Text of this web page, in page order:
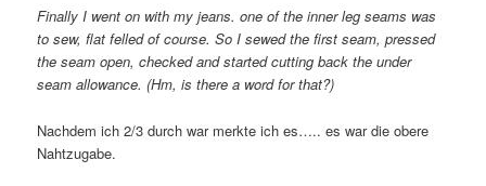
Finally I went on with my jeans. one of the inner leg seams was
to sew, flat felled of course. So I sewed the first seam, pressed
the seam open, checked and started cutting back the under
seam allowance. (Hm, is there a word for that?)
Nachdem ich 2/3 durch war merkte ich es….. es war die obere
Nahtzugabe.